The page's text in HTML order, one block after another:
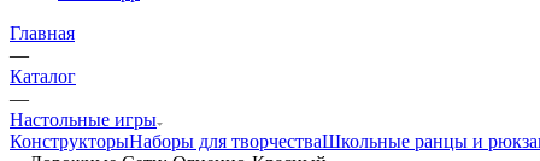
Главная
—
Каталог
—
Настольные игры
КонструкторыНаборы для творчестваШкольные ранцы и